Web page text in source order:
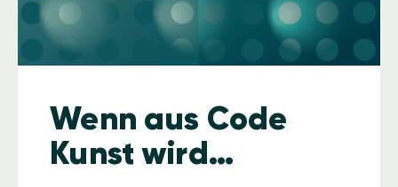
Wenn aus Code
Kunst wird…